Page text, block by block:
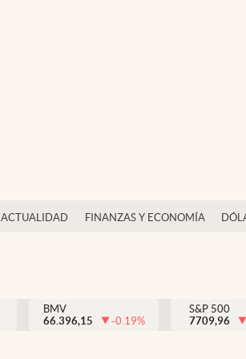
ACTUALIDAD FINANZAS Y ECONOMÍA
BMV
66.396,15
-0.19%
S&P 500
7709,96